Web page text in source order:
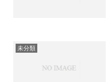
未分類